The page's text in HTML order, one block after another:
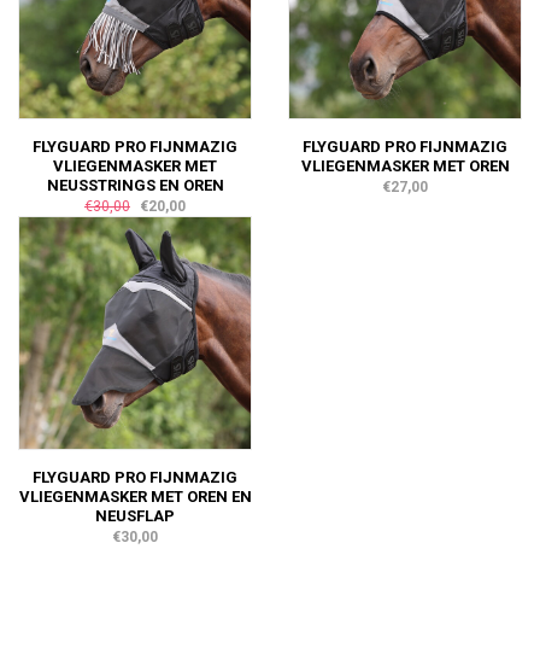
FLYGUARD PRO FIJNMAZIG
VLIEGENMASKER MET
NEUSSTRINGS EN OREN
€30,00 €20,00
FLYGUARD PRO FIJNMAZIG
VLIEGENMASKER MET OREN
€27,00
FLYGUARD PRO FIJNMAZIG
VLIEGENMASKER MET OREN EN
NEUSFLAP
€30,00